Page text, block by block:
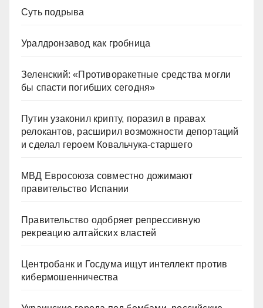
Суть подрыва
Уралдронзавод как гробница
Зеленский: «Противоракетные средства могли
бы спасти погибших сегодня»
Путин узаконил крипту, поразил в правах
релокантов, расширил возможности депортаций
и сделал героем Ковальчука-старшего
МВД Евросоюза совместно дожимают
правительство Испании
Правительство одобряет репрессивную
рекреацию алтайских властей
Центробанк и Госдума ищут интеллект против
кибермошенничества